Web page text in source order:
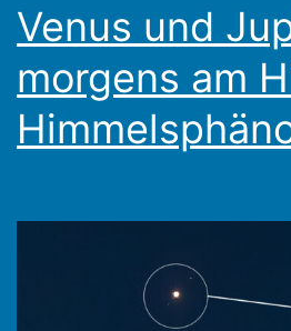
Venus und
morgens am